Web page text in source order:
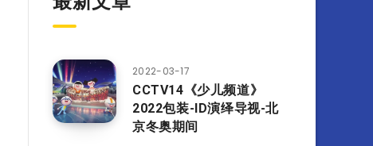
2022-03-17
CCTV14《少儿频道》
2022包装-ID演绎导视-北
京冬奥期间